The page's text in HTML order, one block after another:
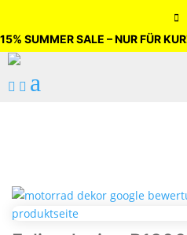

15% SUMMER SALE – NUR FÜR
  a